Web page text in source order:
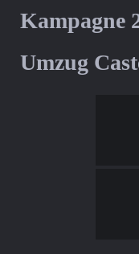
Kampagne
Umzug